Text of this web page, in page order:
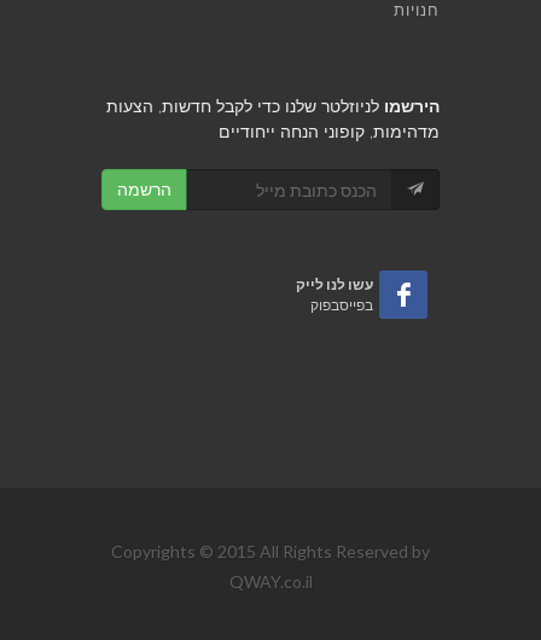
חנויות
הירשמו לניוזלטר שלנו כדי לקבל חדשות, הצעות
מדהימות, קופוני הנחה ייחודיים
הרשמה
עשו לנו לייק
בפייסבפוק
Copyrights © 2015 All Rights Reserved by
QWAY.co.il